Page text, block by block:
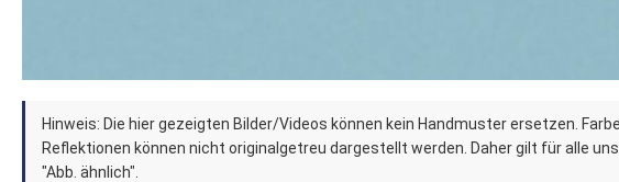
Zum
Anfang
der
Hinweis: Die hier gezeigten Bilder/Videos können kein Handmuster ersetzen.
Reflektionen können nicht originalgetreu dargestellt werden. Daher gilt für alle
"Abb. ähnlich".